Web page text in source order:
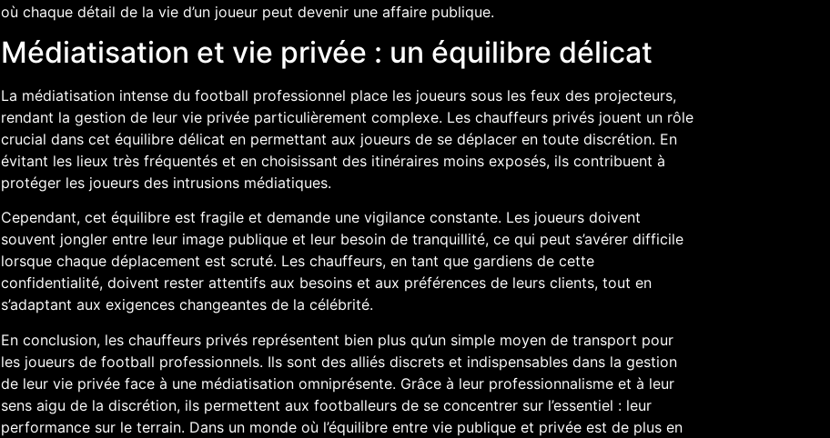
où chaque détail de la vie d’un joueur peut devenir une affaire publique.
Médiatisation et vie privée : un équilibre délicat
La médiatisation intense du football professionnel place les joueurs sous les feux des projecteurs,
rendant la gestion de leur vie privée particulièrement complexe. Les chauffeurs privés jouent un rôle
crucial dans cet équilibre délicat en permettant aux joueurs de se déplacer en toute discrétion. En
évitant les lieux très fréquentés et en choisissant des itinéraires moins exposés, ils contribuent à
protéger les joueurs des intrusions médiatiques.
Cependant, cet équilibre est fragile et demande une vigilance constante. Les joueurs doivent
souvent jongler entre leur image publique et leur besoin de tranquillité, ce qui peut s’avérer difficile
lorsque chaque déplacement est scruté. Les chauffeurs, en tant que gardiens de cette
confidentialité, doivent rester attentifs aux besoins et aux préférences de leurs clients, tout en
s’adaptant aux exigences changeantes de la célébrité.
En conclusion, les chauffeurs privés représentent bien plus qu’un simple moyen de transport pour
les joueurs de football professionnels. Ils sont des alliés discrets et indispensables dans la gestion
de leur vie privée face à une médiatisation omniprésente. Grâce à leur professionnalisme et à leur
sens aigu de la discrétion, ils permettent aux footballeurs de se concentrer sur l’essentiel : leur
performance sur le terrain. Dans un monde où l’équilibre entre vie publique et privée est de plus en